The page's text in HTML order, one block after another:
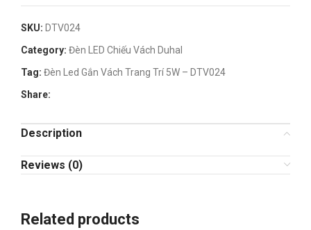
SKU: DTV024
Category: Đèn LED Chiếu Vách Duhal
Tag: Đèn Led Gắn Vách Trang Trí 5W – DTV024
Share:
Description
Reviews (0)
Related products